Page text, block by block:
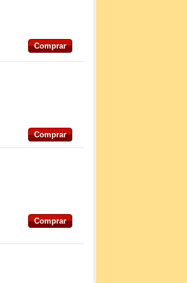
Comprar
Comprar
Comprar